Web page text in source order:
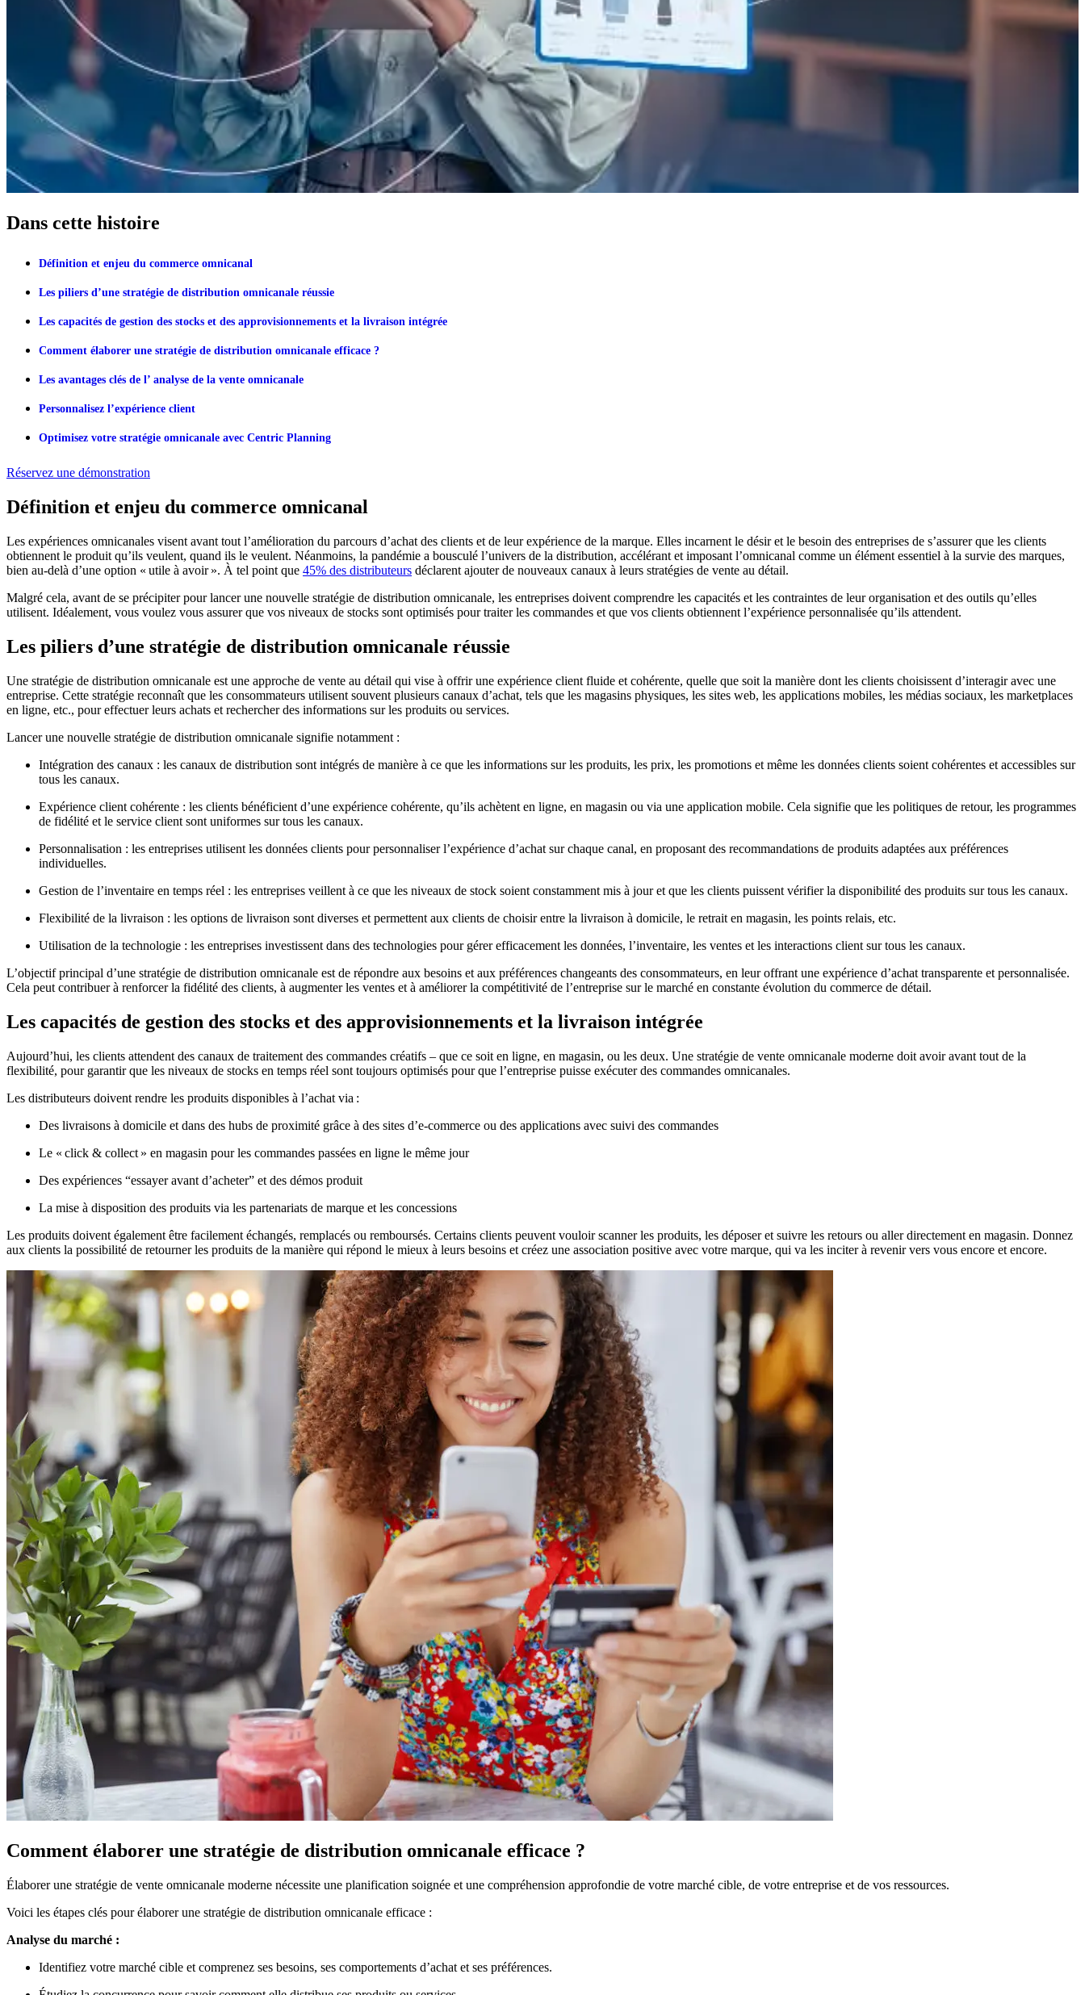
Dans cette histoire
Définition et enjeu du commerce omnicanal
Les piliers d’une stratégie de distribution omnicanale réussie
Les capacités de gestion des stocks et des approvisionnements et la livraison intégrée
Comment élaborer une stratégie de distribution omnicanale efficace ?
Les avantages clés de l’ analyse de la vente omnicanale
Personnalisez l’expérience client
Optimisez votre stratégie omnicanale avec Centric Planning
Réservez une démonstration
Définition et enjeu du commerce omnicanal
Les expériences omnicanales visent avant tout l’amélioration du parcours d’achat des clients et de leur expérience de la marque. Elles incarnent le désir et le besoin des entreprises de s’assurer que les clients
obtiennent le produit qu’ils veulent, quand ils le veulent. Néanmoins, la pandémie a bousculé l’univers de la distribution, accélérant et imposant l’omnicanal comme un élément essentiel à la survie des marques,
bien au-delà d’une option « utile à avoir ». À tel point que 45% des distributeurs déclarent ajouter de nouveaux canaux à leurs stratégies de vente au détail.
Malgré cela, avant de se précipiter pour lancer une nouvelle stratégie de distribution omnicanale, les entreprises doivent comprendre les capacités et les contraintes de leur organisation et des outils qu’elles
utilisent. Idéalement, vous voulez vous assurer que vos niveaux de stocks sont optimisés pour traiter les commandes et que vos clients obtiennent l’expérience personnalisée qu’ils attendent.
Les piliers d’une stratégie de distribution omnicanale réussie
Une stratégie de distribution omnicanale est une approche de vente au détail qui vise à offrir une expérience client fluide et cohérente, quelle que soit la manière dont les clients choisissent d’interagir avec une
entreprise. Cette stratégie reconnaît que les consommateurs utilisent souvent plusieurs canaux d’achat, tels que les magasins physiques, les sites web, les applications mobiles, les médias sociaux, les marketplaces
en ligne, etc., pour effectuer leurs achats et rechercher des informations sur les produits ou services.
Lancer une nouvelle stratégie de distribution omnicanale signifie notamment :
Intégration des canaux : les canaux de distribution sont intégrés de manière à ce que les informations sur les produits, les prix, les promotions et même les données clients soient cohérentes et accessibles sur
tous les canaux.
Expérience client cohérente : les clients bénéficient d’une expérience cohérente, qu’ils achètent en ligne, en magasin ou via une application mobile. Cela signifie que les politiques de retour, les programmes
de fidélité et le service client sont uniformes sur tous les canaux.
Personnalisation : les entreprises utilisent les données clients pour personnaliser l’expérience d’achat sur chaque canal, en proposant des recommandations de produits adaptées aux préférences
individuelles.
Gestion de l’inventaire en temps réel : les entreprises veillent à ce que les niveaux de stock soient constamment mis à jour et que les clients puissent vérifier la disponibilité des produits sur tous les canaux.
Flexibilité de la livraison : les options de livraison sont diverses et permettent aux clients de choisir entre la livraison à domicile, le retrait en magasin, les points relais, etc.
Utilisation de la technologie : les entreprises investissent dans des technologies pour gérer efficacement les données, l’inventaire, les ventes et les interactions client sur tous les canaux.
L’objectif principal d’une stratégie de distribution omnicanale est de répondre aux besoins et aux préférences changeants des consommateurs, en leur offrant une expérience d’achat transparente et personnalisée.
Cela peut contribuer à renforcer la fidélité des clients, à augmenter les ventes et à améliorer la compétitivité de l’entreprise sur le marché en constante évolution du commerce de détail.
Les capacités de gestion des stocks et des approvisionnements et la livraison intégrée
Aujourd’hui, les clients attendent des canaux de traitement des commandes créatifs – que ce soit en ligne, en magasin, ou les deux. Une stratégie de vente omnicanale moderne doit avoir avant tout de la
flexibilité, pour garantir que les niveaux de stocks en temps réel sont toujours optimisés pour que l’entreprise puisse exécuter des commandes omnicanales.
Les distributeurs doivent rendre les produits disponibles à l’achat via :
Des livraisons à domicile et dans des hubs de proximité grâce à des sites d’e-commerce ou des applications avec suivi des commandes
Le « click & collect » en magasin pour les commandes passées en ligne le même jour
Des expériences “essayer avant d’acheter” et des démos produit
La mise à disposition des produits via les partenariats de marque et les concessions
Les produits doivent également être facilement échangés, remplacés ou remboursés. Certains clients peuvent vouloir scanner les produits, les déposer et suivre les retours ou aller directement en magasin. Donnez
aux clients la possibilité de retourner les produits de la manière qui répond le mieux à leurs besoins et créez une association positive avec votre marque, qui va les inciter à revenir vers vous encore et encore.
Comment élaborer une stratégie de distribution omnicanale efficace ?
Élaborer une stratégie de vente omnicanale moderne nécessite une planification soignée et une compréhension approfondie de votre marché cible, de votre entreprise et de vos ressources.
Voici les étapes clés pour élaborer une stratégie de distribution omnicanale efficace :
Analyse du marché :
Identifiez votre marché cible et comprenez ses besoins, ses comportements d’achat et ses préférences.